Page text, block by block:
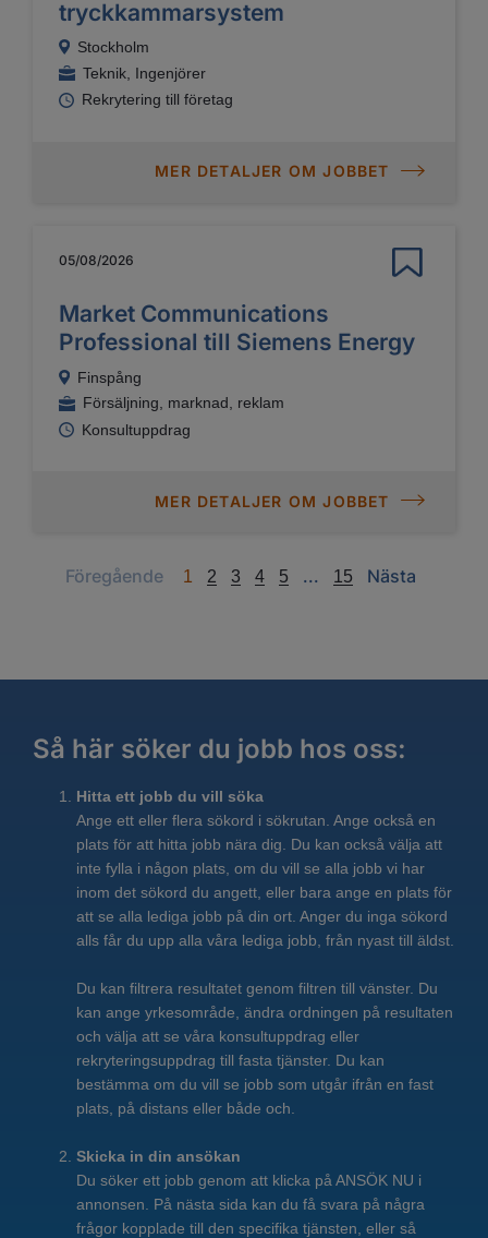
tryckkammarsystem
Stockholm
Teknik, Ingenjörer
Rekrytering till företag
MER DETALJER OM JOBBET
05/08/2026
Market Communications
Professional till Siemens Energy
Finspång
Försäljning, marknad, reklam
Konsultuppdrag
MER DETALJER OM JOBBET
Föregående Previous
1 2 3 4 5 ...
Next15 Nästa
Next
Så här söker du jobb hos oss:
Hitta ett jobb du vill söka
Ange ett eller flera sökord i sökrutan. Ange också en
plats för att hitta jobb nära dig. Du kan också välja att
inte fylla i någon plats, om du vill se alla jobb vi har
inom det sökord du angett, eller bara ange en plats för
att se alla lediga jobb på din ort. Anger du inga sökord
alls får du upp alla våra lediga jobb, från nyast till äldst.
Du kan filtrera resultatet genom filtren till vänster. Du
kan ange yrkesområde, ändra ordningen på resultaten
och välja att se våra konsultuppdrag eller
rekryteringsuppdrag till fasta tjänster. Du kan
bestämma om du vill se jobb som utgår ifrån en fast
plats, på distans eller både och.
Skicka in din ansökan
Du söker ett jobb genom att klicka på ANSÖK NU i
annonsen. På nästa sida kan du få svara på några
frågor kopplade till den specifika tjänsten, eller så